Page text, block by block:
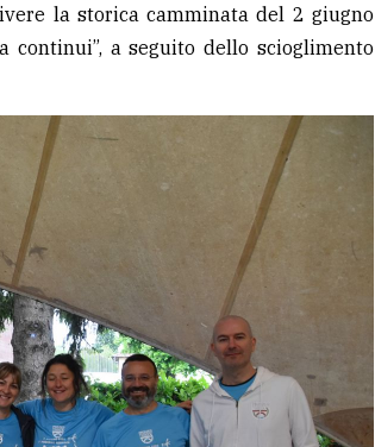
la storica camminata del 2 giugno
continui”, a seguito dello scioglimento